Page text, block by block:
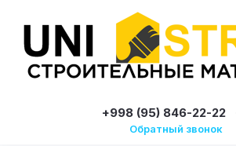
+998 (95) 846-22-22
Обратный звонок